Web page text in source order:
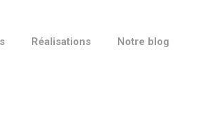
Réalisations Notre blog